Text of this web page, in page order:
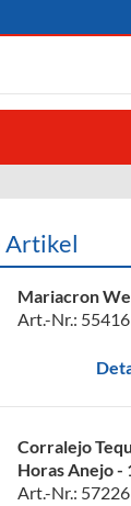
Mariacron
Art.-Nr.: 55416
Corralejo
Horas Anejo -
Art.-Nr.: 57226